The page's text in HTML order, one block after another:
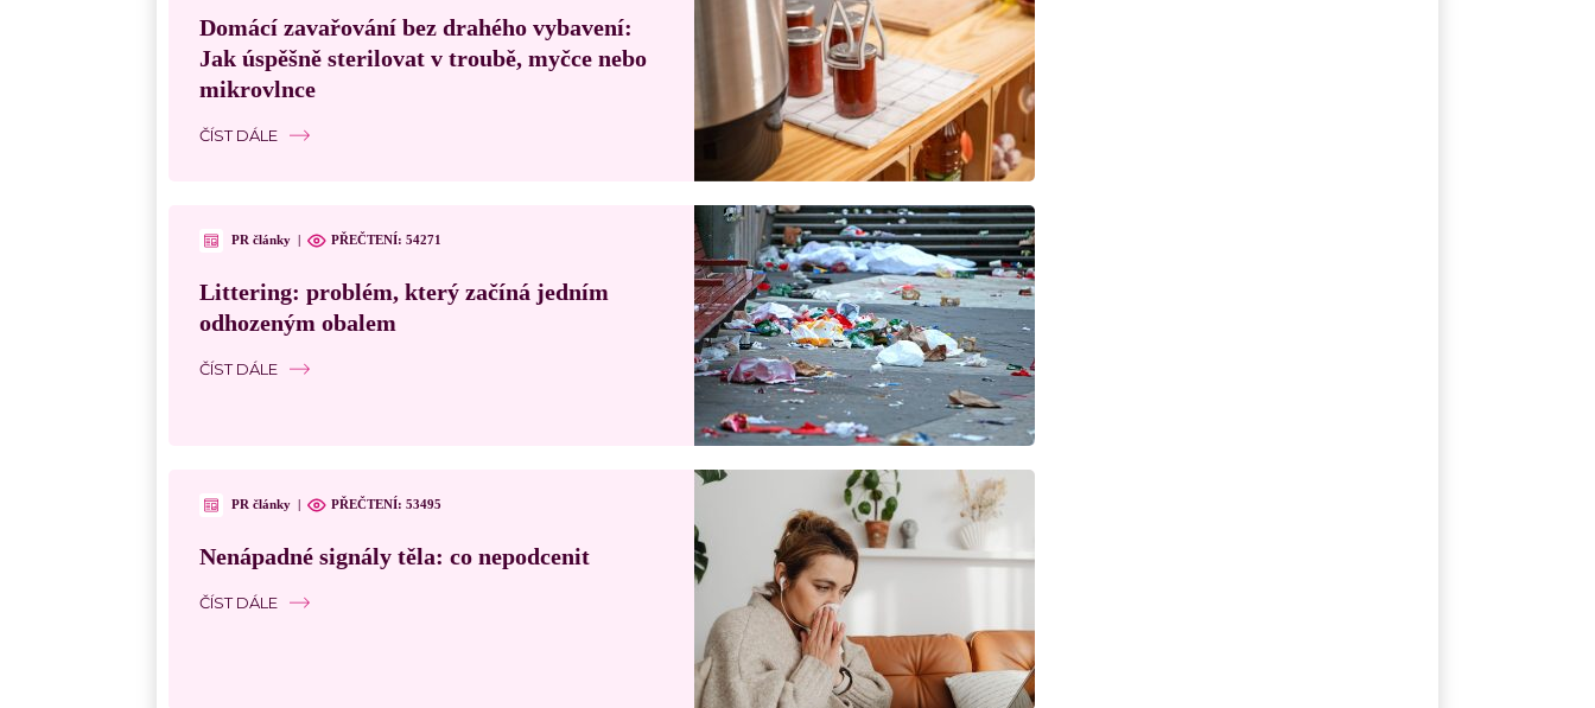
Domácí zavařování bez drahého vybavení:
Jak úspěšně sterilovat v troubě, myčce nebo
mikrovlnce
ČÍST DÁLE
PR články PŘEČTENÍ: 54271
Littering: problém, který začíná jedním
odhozeným obalem
ČÍST DÁLE
PR články PŘEČTENÍ: 53495
Nenápadné signály těla: co nepodcenit
ČÍST DÁLE